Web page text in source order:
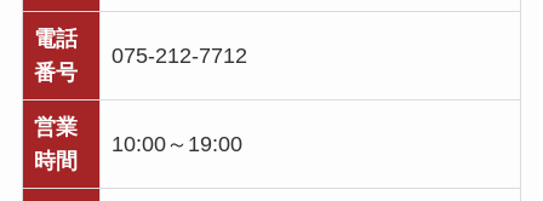
電話
番号
075-212-7712
営業
時間
10:00～19:00